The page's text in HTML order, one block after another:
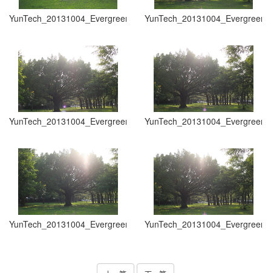
YunTech_20131004_Evergreen Grasslands_007YunTech_20131004_Evergreen
YunTech_20131004_Evergreen Grasslands_009YunTech_20131004_Evergreen
YunTech_20131004_Evergreen Grasslands_011YunTech_20131004_Evergreen